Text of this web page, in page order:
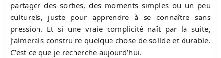
partager des sorties, des moments simples ou un peu
culturels, juste pour apprendre à se connaître sans
pression. Et si une vraie complicité naît par la suite,
j’aimerais construire quelque chose de solide et durable.
C’est ce que je recherche aujourd’hui.